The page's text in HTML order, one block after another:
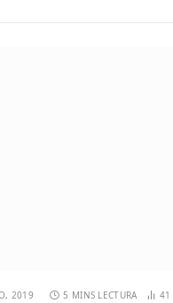
2019 5 MINS LECTURA 41